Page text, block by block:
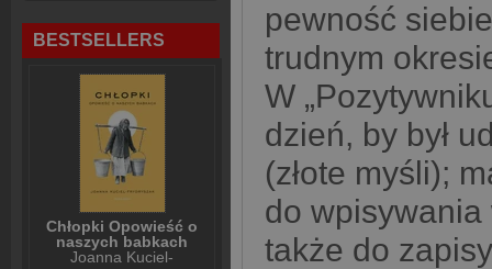
BESTSELLERS
Chłopki Opowieść o
naszych babkach
Joanna Kuciel-
pewność
trudnym
W
dzień, by był
(złote myśli);
do
także do